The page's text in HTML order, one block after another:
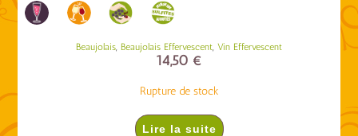
Beaujolais, Beaujolais Effervescent, Vin Effervescent
14,50 €
Rupture de stock
Lire la suite